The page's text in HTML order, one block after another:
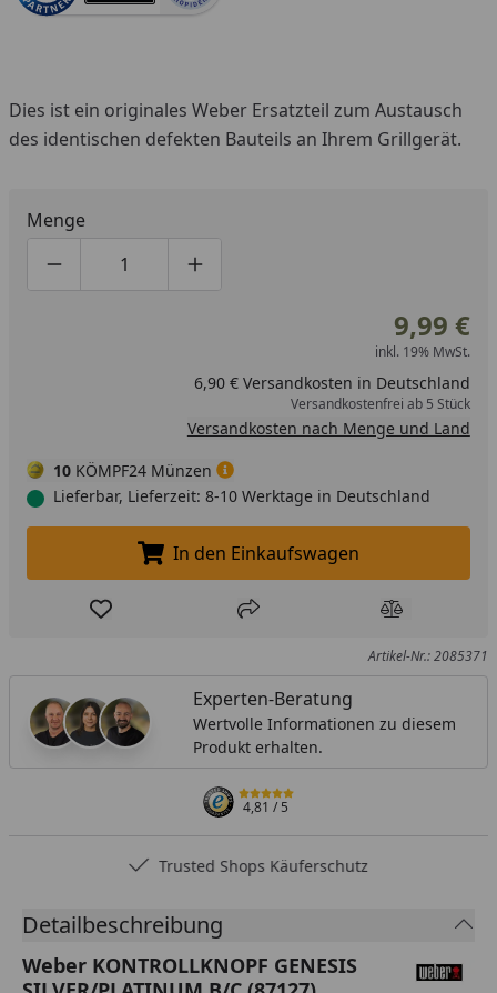
Dies ist ein originales Weber Ersatzteil zum Austausch
des identischen defekten Bauteils an Ihrem Grillgerät.
Menge
Produktmenge um eins verringern
Produktmenge manuell eingeben
Produktmenge um eins erhöhen
9,99 €
inkl. 19% MwSt.
6,90 € Versandkosten in Deutschland
Versandkostenfrei ab 5 Stück
Versandkosten nach Menge und Land
10 KÖMPF24 Münzen
Lieferbar, Lieferzeit: 8-10 Werktage in Deutschland
In den Einkaufswagen legen
In den Einkaufswagen
Produkt zur Wunschliste hinzufügen
Teilen Produkt
Artikel-Nr.: 2085371
Experten-Beratung
Wertvolle Informationen zu diesem
Produkt erhalten.
4,81/ 5
Trusted Shops Käuferschutz
Detailbeschreibung
Weber KONTROLLKNOPF GENESIS